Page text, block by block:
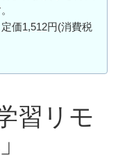
価1,512円(消費税
習リモ